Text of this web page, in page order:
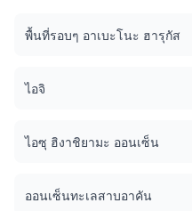
พื้นที่รอบๆ อาเบะโนะ ฮารุกัส
ไอจิ
ไอซุ ฮิงาชิยามะ ออนเซ็น
ออนเซ็นทะเลสาบอาคัน